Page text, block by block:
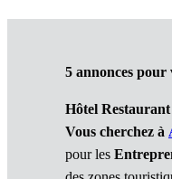
5 annonces pour
Hôtel
Vous cherchez à
pour les